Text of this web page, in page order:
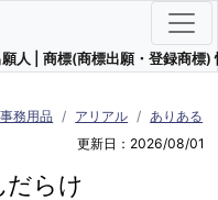
人 | 商標(商標出願・登録商標)
務用品 アリアル
ありある
更新日：2026/08/01
だらけ